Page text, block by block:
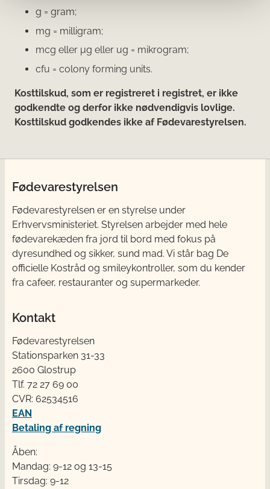
g = gram;
mg = milligram;
mcg eller μg eller ug = mikrogram;
cfu = colony forming units.
Kosttilskud, som er registreret i registret, er ikke
godkendte og derfor ikke nødvendigvis lovlige.
Kosttilskud godkendes ikke af Fødevarestyrelsen.
Fødevarestyrelsen
Fødevarestyrelsen er en styrelse under
Erhvervsministeriet. Styrelsen arbejder med hele
fødevarekæden fra jord til bord med fokus på
dyresundhed og sikker, sund mad. Vi står bag De
officielle Kostråd og smileykontroller, som du kender
fra cafeer, restauranter og supermarkeder.
Kontakt
Fødevarestyrelsen
Stationsparken 31-33
2600 Glostrup
Tlf. 72 2​​​7 69 00
CVR: 62534516
EAN
Betaling af regning
Åben:
Mandag: 9-12 og 13-15
Tirsdag: 9-12